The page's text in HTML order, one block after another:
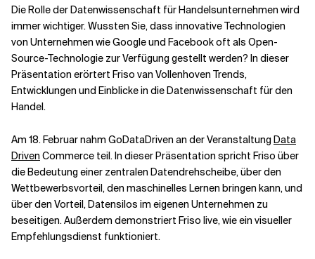
Verwandte Themen
Die Rolle der Datenwissenschaft für Handelsunternehmen wird
immer wichtiger. Wussten Sie, dass innovative Technologien
von Unternehmen wie Google und Facebook oft als Open-
Source-Technologie zur Verfügung gestellt werden? In dieser
Präsentation erörtert Friso van Vollenhoven Trends,
Entwicklungen und Einblicke in die Datenwissenschaft für den
Handel.
Am 18. Februar nahm GoDataDriven an der Veranstaltung Data
Driven Commerce teil. In dieser Präsentation spricht Friso über
die Bedeutung einer zentralen Datendrehscheibe, über den
Wettbewerbsvorteil, den maschinelles Lernen bringen kann, und
über den Vorteil, Datensilos im eigenen Unternehmen zu
beseitigen. Außerdem demonstriert Friso live, wie ein visueller
Empfehlungsdienst funktioniert.